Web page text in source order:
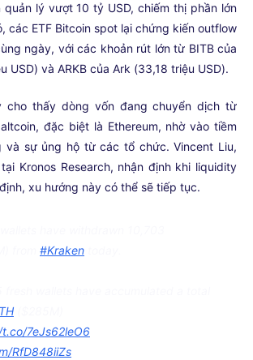
quản lý vượt 10 tỷ USD, chiếm thị phần lớn
các ETF Bitcoin spot lại chứng kiến outflow
ngày, với các khoản rút lớn từ BITB của
USD) và ARKB của Ark (33,18 triệu USD).
cho thấy dòng vốn đang chuyển dịch từ
đặc biệt là Ethereum, nhờ vào tiềm
và sự ủng hộ từ các tổ chức. Vincent Liu,
Kronos Research, nhận định khi liquidity
xu hướng này có thể sẽ tiếp tục.
#Kraken
7eJs62leO6
RfD848iiZs